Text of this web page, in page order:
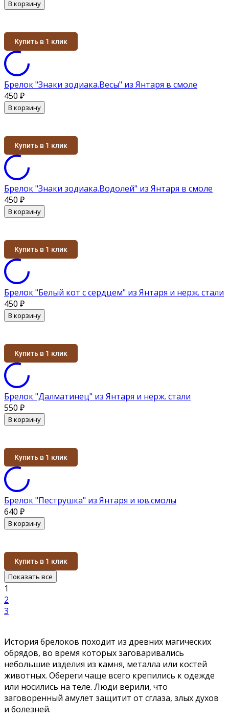
В корзину
Купить в 1 клик
Брелок "Знаки зодиака.Весы" из Янтаря в смоле
450 ₽
В корзину
Купить в 1 клик
Брелок "Знаки зодиака.Водолей" из Янтаря в смоле
450 ₽
В корзину
Купить в 1 клик
Брелок "Белый кот с сердцем" из Янтаря и нерж. стали
450 ₽
В корзину
Купить в 1 клик
Брелок "Далматинец" из Янтаря и нерж. стали
550 ₽
В корзину
Купить в 1 клик
Брелок "Пеструшка" из Янтаря и юв.смолы
640 ₽
В корзину
Купить в 1 клик
Показать все
1
2
3
История брелоков походит из древних магических
обрядов, во время которых заговаривались
небольшие изделия из камня, металла или костей
животных. Обереги чаще всего крепились к одежде
или носились на теле. Люди верили, что
заговоренный амулет защитит от сглаза, злых духов
и болезней.